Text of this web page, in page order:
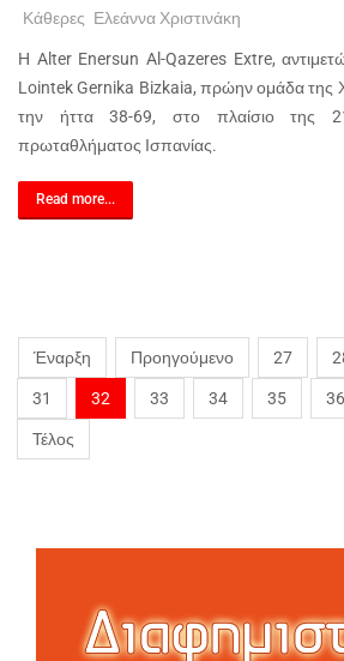
Κάθερες Ελεάννα Χριστινάκη
Η Alter Enersun Al-Qazeres Extre,
Lointek Gernika Bizkaia, πρώην ομάδα της
την ήττα 38-69, στο πλαίσιο της
πρωταθλήματος Ισπανίας.
Read more...
Έναρξη Προηγούμενο 27
31 32 33 34 35 36
Τέλος